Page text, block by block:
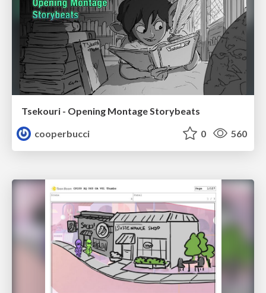
Tsekouri - Opening Montage Storybeats
cooperbucci
0 560